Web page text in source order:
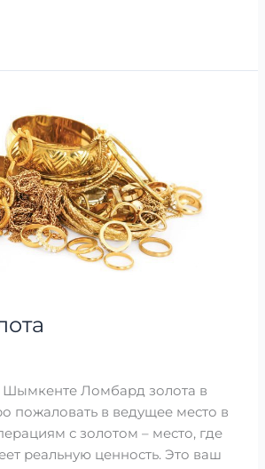
Шымкенте Ломбард золота в
пожаловать в ведущее место в
с золотом – место, где
реальную ценность. Это ваш